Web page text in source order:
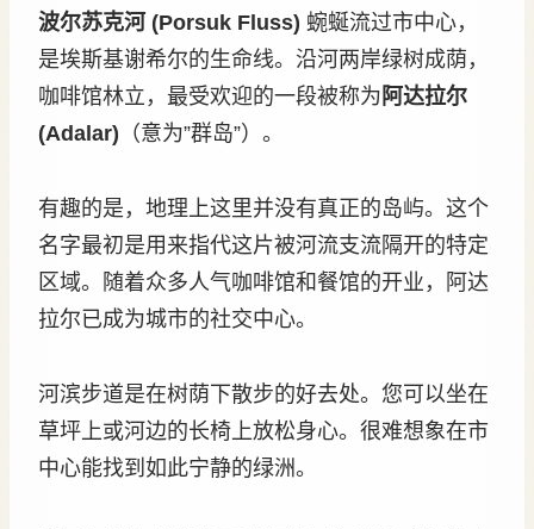
波尔苏克河 (Porsuk Fluss) 蜿蜒流过市中心，
是埃斯基谢希尔的生命线。沿河两岸绿树成荫，
咖啡馆林立，最受欢迎的一段被称为 阿达拉尔
(Adalar) （意为”群岛”）。
有趣的是，地理上这里并没有真正的岛屿。这个
名字最初是用来指代这片被河流支流隔开的特定
区域。随着众多人气咖啡馆和餐馆的开业，阿达
拉尔已成为城市的社交中心。
河滨步道是在树荫下散步的好去处。您可以坐在
草坪上或河边的长椅上放松身心。很难想象在市
中心能找到如此宁静的绿洲。